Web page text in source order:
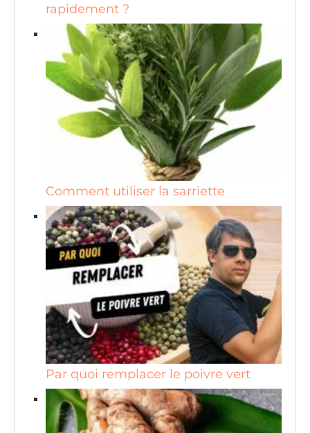
rapidement ?
Comment utiliser la sarriette
Par quoi remplacer le poivre vert